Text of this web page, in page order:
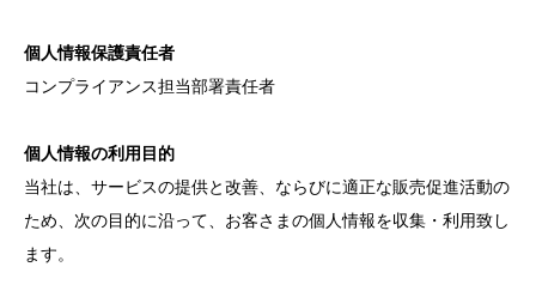
個人情報保護責任者
コンプライアンス担当部署責任者
個人情報の利用目的
当社は、サービスの提供と改善、ならびに適正な販売促進活動の
ため、次の目的に沿って、お客さまの個人情報を収集・利用致し
ます。